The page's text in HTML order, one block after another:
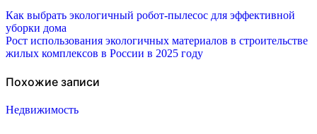
Навигация
по
записям
Как выбрать экологичный робот-пылесос для эффективной
уборки дома
Рост использования экологичных материалов в строительстве
жилых комплексов в России в 2025 году
Похожие записи
Недвижимость